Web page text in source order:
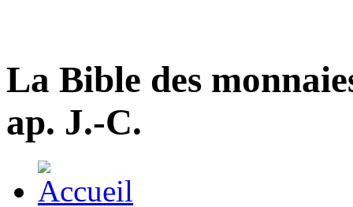
La Bible des
ap. J.-C.